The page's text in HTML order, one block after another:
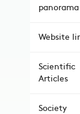
panorama
Website
Scientific
Articles
Society